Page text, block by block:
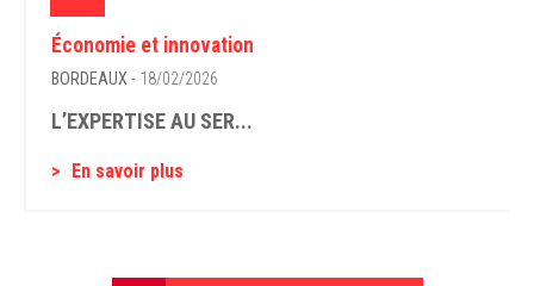
Économie et innovation
BORDEAUX - 18/02/2026
L’EXPERTISE AU SER...
En savoir plus